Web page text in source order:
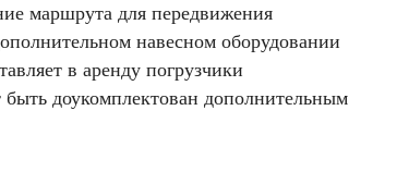
маршрута для передвижения
навесном оборудовании
в аренду погрузчики
доукомплектован дополнительным